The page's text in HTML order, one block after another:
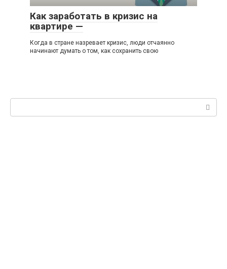
Как заработать в кризис на
квартире —
Когда в стране назревает кризис, люди отчаянно
начинают думать о том, как сохранить свою